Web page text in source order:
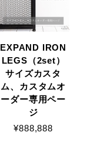
EXPAND IRON
LEGS（2set）
サイズカスタ
ム、カスタムオ
ーダー専用ペー
ジ
¥888,888